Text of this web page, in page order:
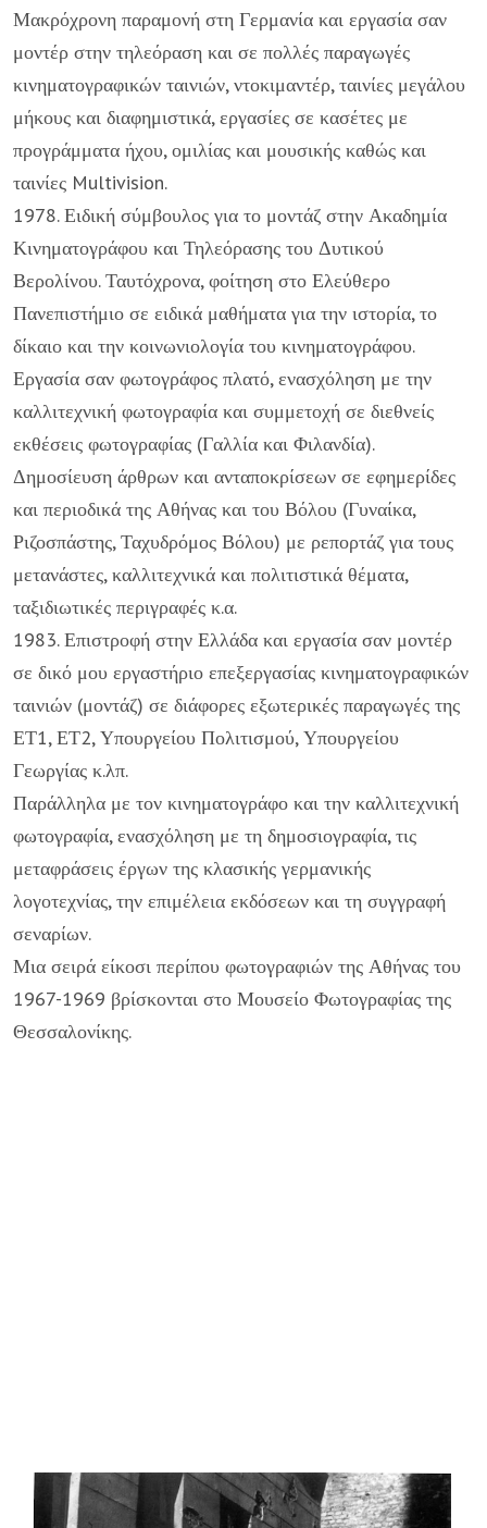
Μακρόχρονη παραμονή στη Γερμανία και εργασία σαν
μοντέρ στην τηλεόραση και σε πολλές παραγωγές
κινηματογραφικών ταινιών, ντοκιμαντέρ, ταινίες μεγάλου
μήκους και διαφημιστικά, εργασίες σε κασέτες με
προγράμματα ήχου, ομιλίας και μουσικής καθώς και
ταινίες Multivision.
1978. Ειδική σύμβουλος για το μοντάζ στην Ακαδημία
Κινηματογράφου και Τηλεόρασης του Δυτικού
Βερολίνου. Ταυτόχρονα, φοίτηση στο Ελεύθερο
Πανεπιστήμιο σε ειδικά μαθήματα για την ιστορία, το
δίκαιο και την κοινωνιολογία του κινηματογράφου.
Εργασία σαν φωτογράφος πλατό, ενασχόληση με την
καλλιτεχνική φωτογραφία και συμμετοχή σε διεθνείς
εκθέσεις φωτογραφίας (Γαλλία και Φιλανδία).
Δημοσίευση άρθρων και ανταποκρίσεων σε εφημερίδες
και περιοδικά της Αθήνας και του Βόλου (Γυναίκα,
Ριζοσπάστης, Ταχυδρόμος Βόλου) με ρεπορτάζ για τους
μετανάστες, καλλιτεχνικά και πολιτιστικά θέματα,
ταξιδιωτικές περιγραφές κ.α.
1983. Επιστροφή στην Ελλάδα και εργασία σαν μοντέρ
σε δικό μου εργαστήριο επεξεργασίας κινηματογραφικών
ταινιών (μοντάζ) σε διάφορες εξωτερικές παραγωγές της
ΕΤ1, ΕΤ2, Υπουργείου Πολιτισμού, Υπουργείου
Γεωργίας κ.λπ.
Παράλληλα με τον κινηματογράφο και την καλλιτεχνική
φωτογραφία, ενασχόληση με τη δημοσιογραφία, τις
μεταφράσεις έργων της κλασικής γερμανικής
λογοτεχνίας, την επιμέλεια εκδόσεων και τη συγγραφή
σεναρίων.
Μια σειρά είκοσι περίπου φωτογραφιών της Αθήνας του
1967-1969 βρίσκονται στο Μουσείο Φωτογραφίας της
Θεσσαλονίκης.